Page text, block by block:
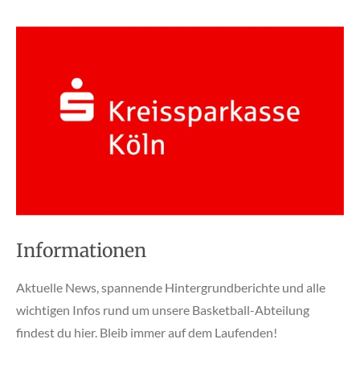
Informationen
Aktuelle News, spannende Hintergrundberichte und alle
wichtigen Infos rund um unsere Basketball-Abteilung
findest du hier. Bleib immer auf dem Laufenden!